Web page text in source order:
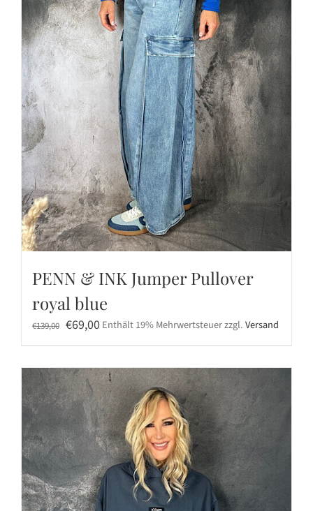
PENN & INK Jumper Pullover
royal blue
€139,00 Ursprünglicher
€139,00
€69,00Aktueller
€69,00.
Enthält 19% Mehrwertsteuerzzgl.Versand